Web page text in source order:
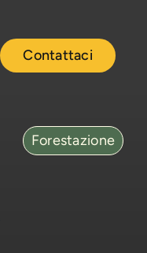
Contattaci
Forestazione